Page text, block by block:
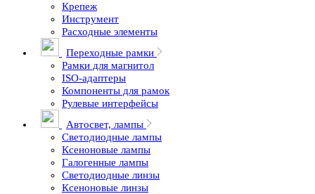
Крепеж
Инструмент
Расходные элементы
Переходные рамки
Рамки для магнитол
ISO-адаптеры
Компоненты для рамок
Рулевые интерфейсы
Автосвет, лампы
Светодиодные лампы
Ксеноновые лампы
Галогенные лампы
Светодиодные линзы
Ксеноновые линзы